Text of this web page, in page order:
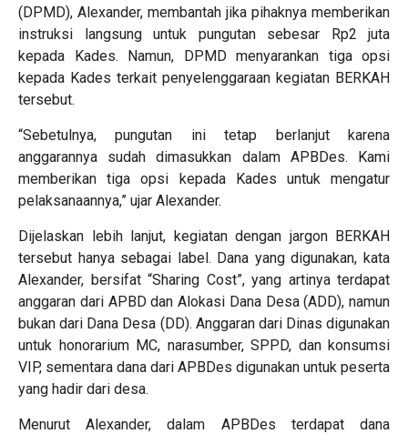
(DPMD), Alexander, membantah jika pihaknya memberikan
instruksi langsung untuk pungutan sebesar Rp2 juta
kepada Kades. Namun, DPMD menyarankan tiga opsi
kepada Kades terkait penyelenggaraan kegiatan BERKAH
tersebut.
“Sebetulnya, pungutan ini tetap berlanjut karena
anggarannya sudah dimasukkan dalam APBDes. Kami
memberikan tiga opsi kepada Kades untuk mengatur
pelaksanaannya,” ujar Alexander.
Dijelaskan lebih lanjut, kegiatan dengan jargon BERKAH
tersebut hanya sebagai label. Dana yang digunakan, kata
Alexander, bersifat “Sharing Cost”, yang artinya terdapat
anggaran dari APBD dan Alokasi Dana Desa (ADD), namun
bukan dari Dana Desa (DD). Anggaran dari Dinas digunakan
untuk honorarium MC, narasumber, SPPD, dan konsumsi
VIP, sementara dana dari APBDes digunakan untuk peserta
yang hadir dari desa.
Menurut Alexander, dalam APBDes terdapat dana